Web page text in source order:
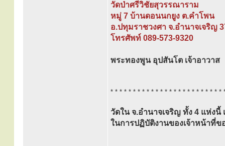
วัดป่าศรีวิชัยสุวรรณาราม
หมู่ 7 บ้านดอนนกยูง ต.คำโพน
อ.ปทุมราชวงศา จ.อำนาจเจริญ
โทรศัพท์ 089-573-9320
พระทองพูน อุปสันโต เจ้าอาวาส
* * * * * * * * * * * * * * * * * * * * * * * * *
วัดใน จ.อำนาจเจริญ ทั้ง 4 แห่ง
ในการปฏิบัติงานของเจ้าหน้าที่